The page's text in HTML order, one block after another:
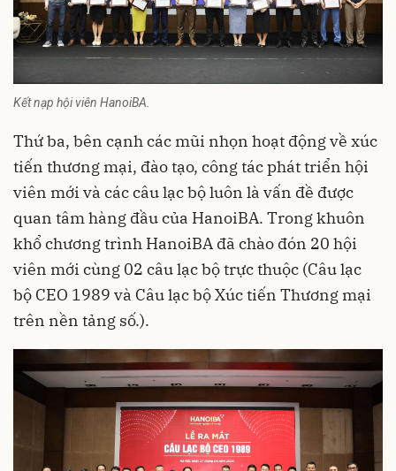
Kết nạp hội viên HanoiBA.
Thứ ba, bên cạnh các mũi nhọn hoạt động về xúc
tiến thương mại, đào tạo, công tác phát triển hội
viên mới và các câu lạc bộ luôn là vấn đề được
quan tâm hàng đầu của HanoiBA. Trong khuôn
khổ chương trình HanoiBA đã chào đón 20 hội
viên mới cùng 02 câu lạc bộ trực thuộc (Câu lạc
bộ CEO 1989 và Câu lạc bộ Xúc tiến Thương mại
trên nền tảng số.).